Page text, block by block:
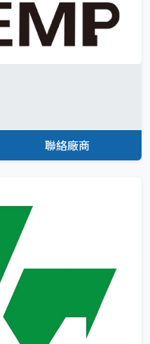
聯絡廠商